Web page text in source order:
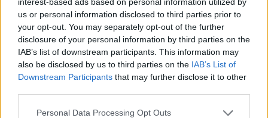
us or personal information disclosed to third parties prior to
your opt-out. You may separately opt-out of the further
disclosure of your personal information by third parties on the
IAB’s list of downstream participants. This information may
also be disclosed by us to third parties on the IAB’s List of
Downstream Participants that may further disclose it to other
Personal Data Processing Opt Outs
Exámenes de Skillshop - Academy for Ads